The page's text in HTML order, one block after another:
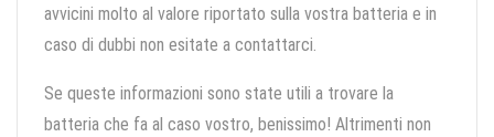
avvicini molto al valore riportato sulla vostra batteria e in
caso di dubbi non esitate a contattarci.
Se queste informazioni sono state utili a trovare la
batteria che fa al caso vostro, benissimo! Altrimenti non